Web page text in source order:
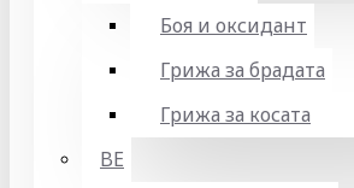
Боя и оксидант
Грижа за брадата
Грижа за косата
BE